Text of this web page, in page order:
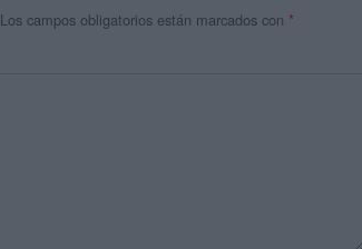
Los campos obligatorios están marcados con *